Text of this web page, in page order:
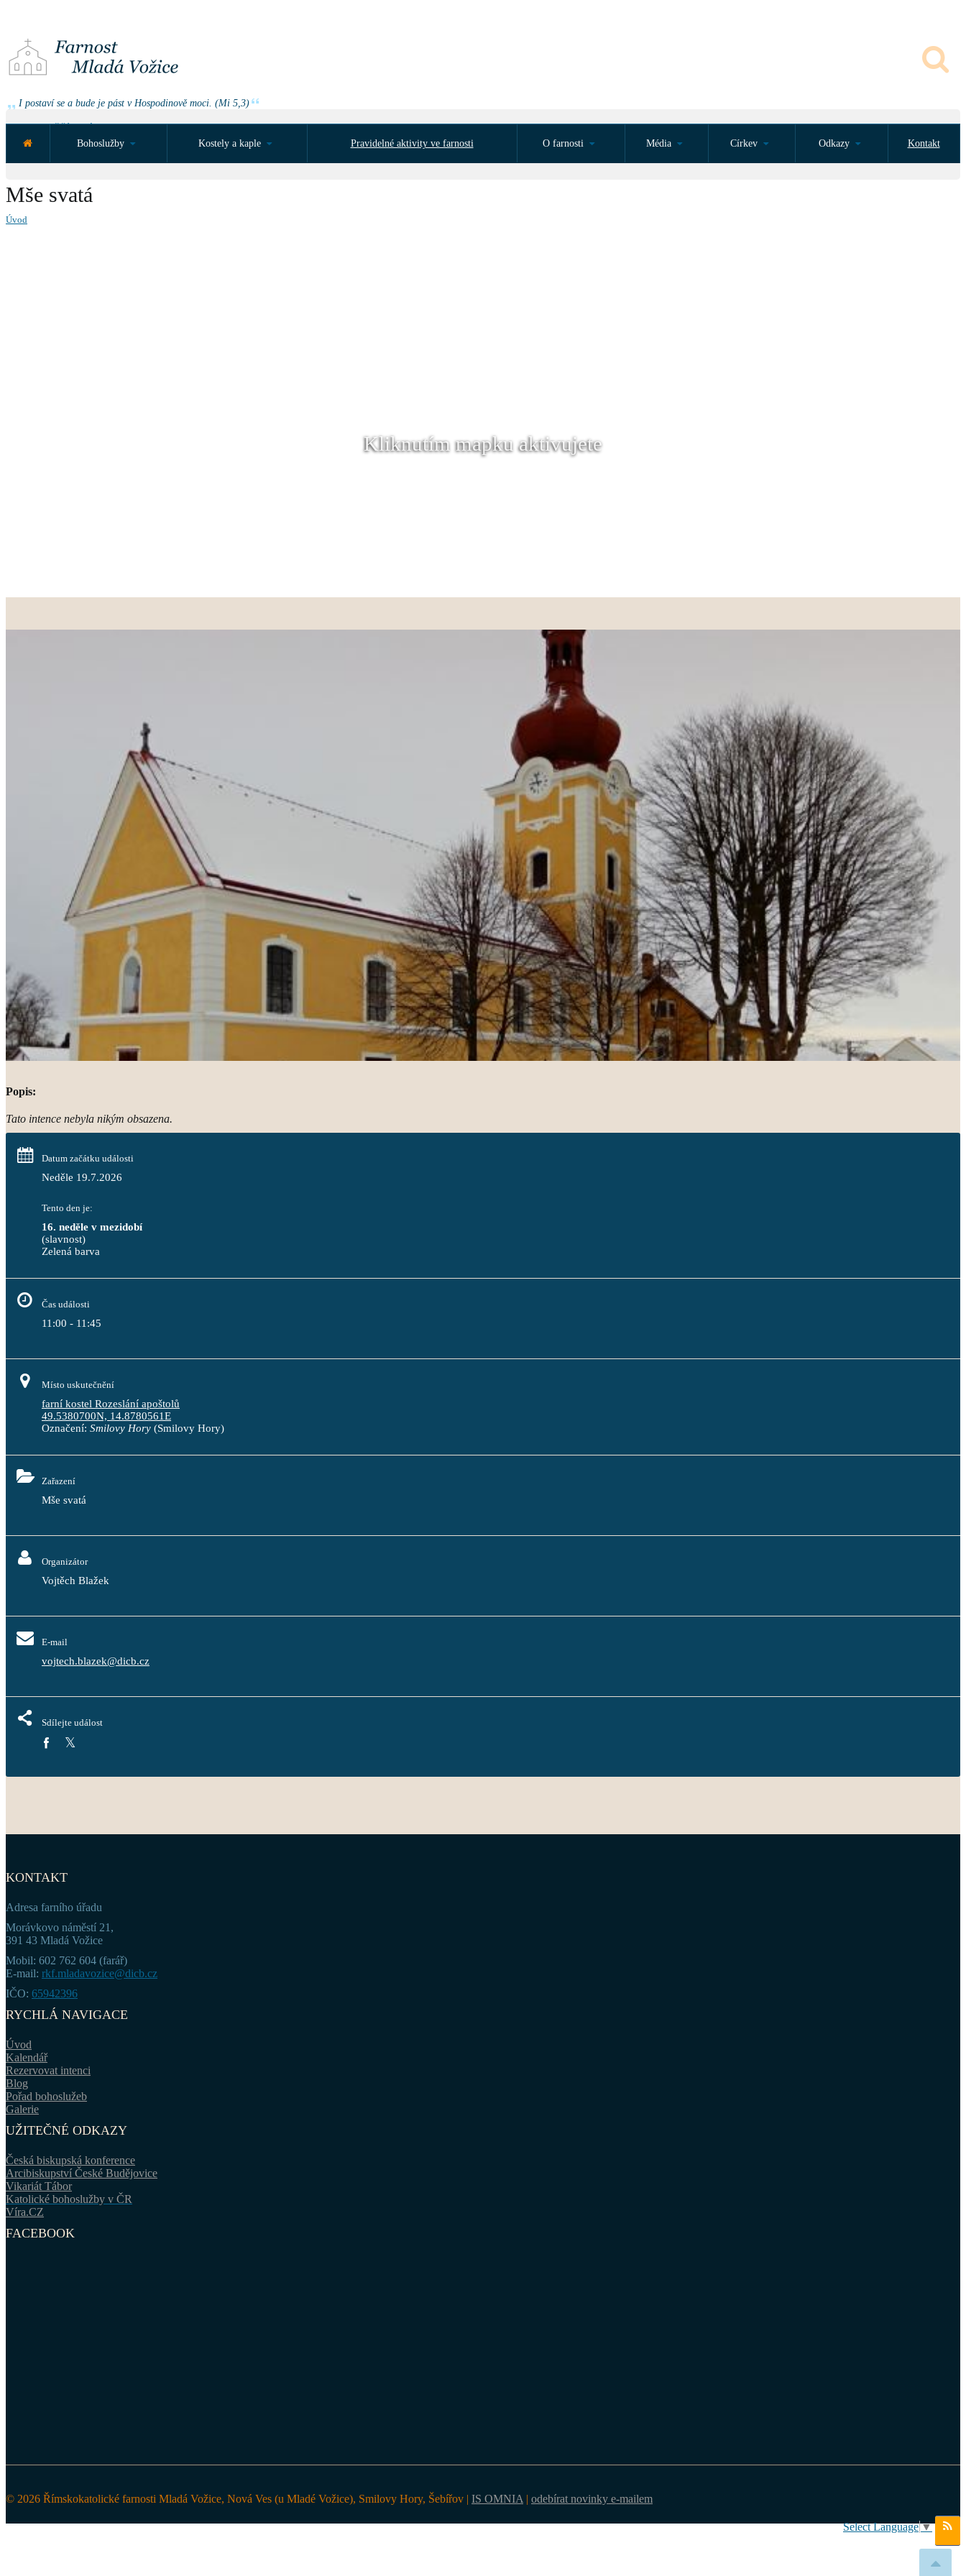
I postaví se a bude je pást v Hospodinově moci. (Mi 5,3)
Bohoslužby
Kostely a kaple Pravidelné aktivity ve farnosti O farnosti Média Církev Odkazy Kontakt
Mše svatá
Úvod
Kliknutím mapku aktivujete
Popis:
Tato intence nebyla nikým obsazena.
Datum začátku události
Neděle 19.7.2026
Tento den je:
16. neděle v mezidobí
(slavnost)
Zelená barva
Čas události
11:00 - 11:45
Místo uskutečnění
farní kostel Rozeslání apoštolů
49.5380700N, 14.8780561E
Označení: Smilovy Hory (Smilovy Hory)
Zařazení
Mše svatá
Organizátor
Vojtěch Blažek
E-mail
vojtech.blazek@dicb.cz
Sdílejte událost
KONTAKT
Adresa farního úřadu
Morávkovo náměstí 21,
391 43 Mladá Vožice
Mobil: 602 762 604 (farář)
E-mail: rkf.mladavozice@dicb.cz
IČO: 65942396
RYCHLÁ NAVIGACE
Úvod
Kalendář
Rezervovat intenci
Blog
Pořad bohoslužeb
Galerie
UŽITEČNÉ ODKAZY
Česká biskupská konference
Arcibiskupství České Budějovice
Vikariát Tábor
Katolické bohoslužby v ČR
Víra.CZ
FACEBOOK
© 2026 Římskokatolické farnosti Mladá Vožice, Nová Ves (u Mladé Vožice), Smilovy Hory, Šebířov | IS OMNIA | odebírat novinky e-mailem
Select Language▼